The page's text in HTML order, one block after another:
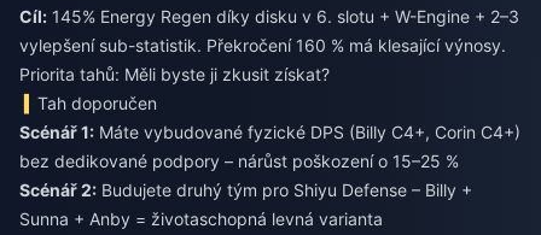
Cíl: 145% Energy Regen díky disku v 6. slotu + W-Engine + 2–3
vylepšení sub-statistik. Překročení 160 % má klesající výnosy.
Priorita tahů: Měli byste ji zkusit získat?
Tah doporučen
Scénář 1: Máte vybudované fyzické DPS (Billy C4+, Corin C4+)
bez dedikované podpory – nárůst poškození o 15–25 %
Scénář 2: Budujete druhý tým pro Shiyu Defense – Billy +
Sunna + Anby = životaschopná levná varianta